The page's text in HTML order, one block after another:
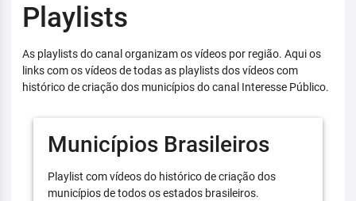
Playlists
As playlists do canal organizam os vídeos por região. Aqui os
links com os vídeos de todas as playlists dos vídeos com
histórico de criação dos municípios do canal Interesse Público.
Municípios Brasileiros
Playlist com vídeos do histórico de criação dos
municípios de todos os estados brasileiros.